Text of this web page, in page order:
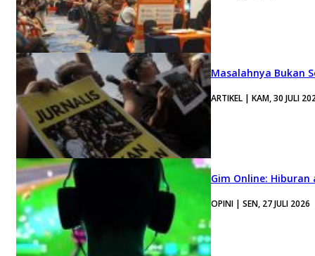
Masalahnya Bukan
ARTIKEL | KAM, 30 JULI
Gim Online:
OPINI | SEN, 27 JULI 2026